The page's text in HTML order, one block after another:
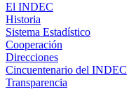
El INDEC
Historia
Sistema Estadístico
Cooperación
Direcciones
Cincuentenario del INDEC
Transparencia